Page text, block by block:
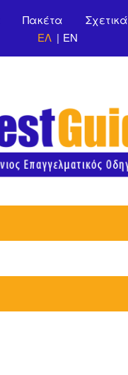
κυρίως περιεχόμενο
Πακέτα Σχετικά
ΕΛ
EN